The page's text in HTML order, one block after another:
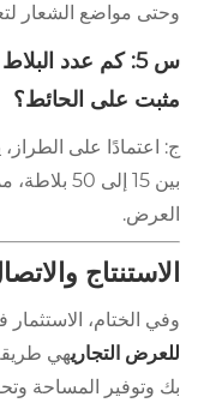
مواضع الشعار لتعزيز
س 5: كم عدد البلاط
على الحائط؟
على الطراز،
بين 15 إلى 50
والاتصال
الختام، الاستثمار فيرف
التجاريهي طريقة
وتوفير المساحة